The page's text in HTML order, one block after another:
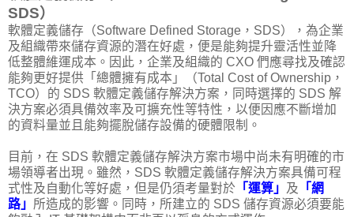
SDS）
軟體定義儲存（Software Defined Storage，SDS），為企業
及組織帶來儲存資源的潛在好處，便是能夠提升靈活性並降
低整體維運成本。因此，企業及組織的 CXO 們應尋找及確認
能夠更好提供「總體擁有成本」（Total Cost of Ownership，
TCO）的 SDS 軟體定義儲存解決方案，同時選擇的 SDS 解
決方案必須具備效率及可擴充性等特性，以便因應不斷增加
的資料量並且能夠擺脫儲存設備的硬體限制。
目前，在 SDS 軟體定義儲存解決方案市場中尚未有明確的市
場領導者出現。雖然，SDS 軟體定義儲存解決方案具備可程
式性及自動化等好處，但是仍須考量對於 「運算」 及 「網
路」 所造成的影響。同時，所建立的 SDS 儲存資源必須要能